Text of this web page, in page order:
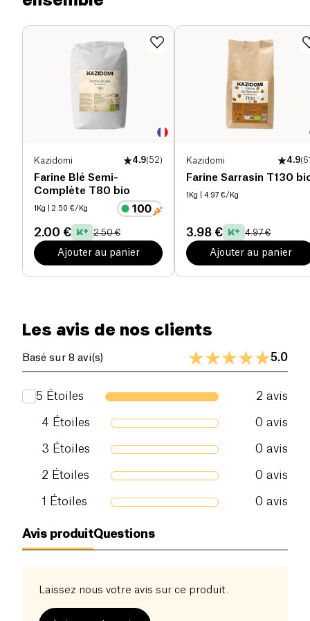
Kazidomi 4.9(52)
Farine Blé Semi-
Complète T80 bio
1Kg | 2.50 €/Kg
2.00 € 2.50 €
Ajouter au panier
Kazidomi 4.9(
Farine Sarrasin T130
1Kg | 4.97 €/Kg
3.98 € 4.97 €
Ajouter au panier
Protéines (g) 7 g
Les avis de nos clients
Basé sur 8 avi(s) 5.0
5 Étoiles 2 avis
4 Étoiles 0 avis
3 Étoiles 0 avis
2 Étoiles 0 avis
1 Étoiles 0 avis
Avis produitQuestions
Laissez nous votre avis sur ce produit.